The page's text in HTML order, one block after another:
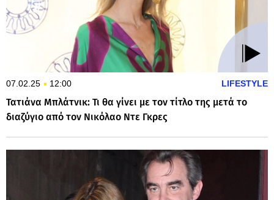
07.02.25 12:00 LIFESTYLE
Τατιάνα Μπλάτνικ: Τι θα γίνει με τον τίτλο της μετά το
διαζύγιο από τον Νικόλαο Ντε Γκρες